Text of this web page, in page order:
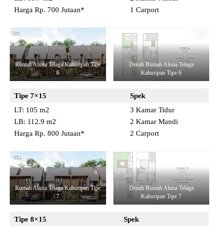
Harga Rp. 700 Jutaan*
1 Carport
Rumah Aluna Telaga Kahuripan Tipe
6
Denah Rumah Aluna Telaga
Kahuripan Tipe 6
Tipe 7×15
Spek
LT: 105 m2
LB: 112.9 m2
Harga Rp. 800 Jutaan*
3 Kamar Tidur
2 Kamar Mandi
2 Carport
Rumah Aluna Telaga Kahuripan Tipe
7
Denah Rumah Aluna Telaga
Kahuripan Tipe 7
Tipe 8×15
Spek